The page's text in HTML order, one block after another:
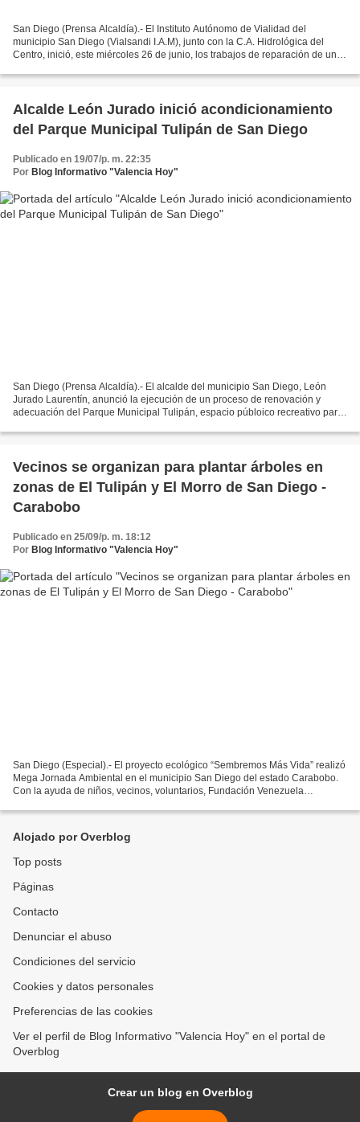
San Diego (Prensa Alcaldía).- El Instituto Autónomo de Vialidad del
municipio San Diego (Vialsandi I.A.M), junto con la C.A. Hidrológica del
Centro, inició, este miércoles 26 de junio, los trabajos de reparación de una
Alcalde León Jurado inició acondicionamiento
del Parque Municipal Tulipán de San Diego
Publicado en 19/07/p. m. 22:35
Por Blog Informativo "Valencia Hoy"
San Diego (Prensa Alcaldía).- El alcalde del municipio San Diego, León
Jurado Laurentín, anunció la ejecución de un proceso de renovación y
adecuación del Parque Municipal Tulipán, espacio públoico recreativo para
Vecinos se organizan para plantar árboles en
zonas de El Tulipán y El Morro de San Diego -
Carabobo
Publicado en 25/09/p. m. 18:12
Por Blog Informativo "Valencia Hoy"
San Diego (Especial).- El proyecto ecológico “Sembremos Más Vida” realizó
Mega Jornada Ambiental en el municipio San Diego del estado Carabobo.
Con la ayuda de niños, vecinos, voluntarios, Fundación Venezuela
Alojado por Overblog
Top posts
Páginas
Contacto
Denunciar el abuso
Condiciones del servicio
Cookies y datos personales
Preferencias de las cookies
Ver el perfil de Blog Informativo "Valencia Hoy" en el portal de
Overblog
Crear un blog en Overblog